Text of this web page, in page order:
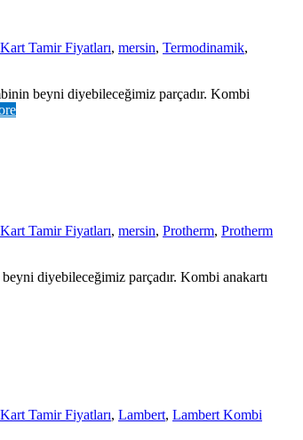
Tamir Fiyatları, mersin, Termodinamik,
beyni diyebileceğimiz parçadır. Kombi
Tamir Fiyatları, mersin, Protherm, Protherm
diyebileceğimiz parçadır. Kombi anakartı
Tamir Fiyatları, Lambert, Lambert Kombi